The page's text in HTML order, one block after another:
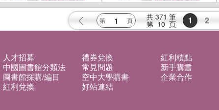
共 371 筆
第 10 頁 1 2
人才招募 禮券兌換
紅利積點
中國圖書館分類法 常見問題
新手購書
圖書館採購/編目 空中大學購書
企業合作
紅利兌換 好站連結